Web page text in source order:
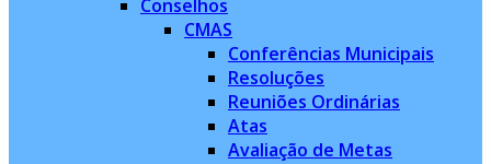
Conselhos
CMAS
Conferências Municipais
Resoluções
Reuniões Ordinárias
Atas
Avaliação de Metas